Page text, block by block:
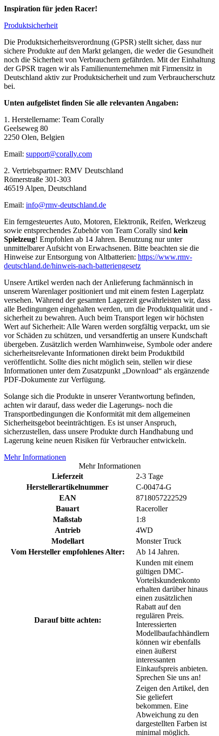
Inspiration für jeden Racer!
Produktsicherheit
Die Produktsicherheitsverordnung (GPSR) stellt sicher, dass nur
sichere Produkte auf den Markt gelangen, die weder die Gesundheit
noch die Sicherheit von Verbrauchern gefährden. Mit der Einhaltung
der GPSR tragen wir als Familienunternehmen mit Firmensitz in
Deutschland aktiv zur Produktsicherheit und zum Verbraucherschutz
bei.
Unten aufgelistet finden Sie alle relevanten Angaben:
1. Herstellername: Team Corally
Geelseweg 80
2250 Olen, Belgien
Email: support@corally.com
2. Vertriebspartner: RMV Deutschland
Römerstraße 301-303
46519 Alpen, Deutschland
Email: info@rmv-deutschland.de
Ein ferngesteuertes Auto, Motoren, Elektronik, Reifen, Werkzeug
sowie entsprechendes Zubehör von Team Corally sind kein
Spielzeug! Empfohlen ab 14 Jahren. Benutzung nur unter
unmittelbarer Aufsicht von Erwachsenen. Bitte beachten sie die
Hinweise zur Entsorgung von Altbatterien: https://www.rmv-
deutschland.de/hinweis-nach-batteriengesetz
Unsere Artikel werden nach der Anlieferung fachmännisch in
unserem Warenlager positioniert und mit einem festen Lagerplatz
versehen. Während der gesamten Lagerzeit gewährleisten wir, dass
alle Bedingungen eingehalten werden, um die Produktqualität und -
sicherheit zu bewahren. Auch beim Transport legen wir höchsten
Wert auf Sicherheit: Alle Waren werden sorgfältig verpackt, um sie
vor Schäden zu schützen, und versandfertig an unsere Kundschaft
übergeben. Zusätzlich werden Warnhinweise, Symbole oder andere
sicherheitsrelevante Informationen direkt beim Produktbild
veröffentlicht. Sollte dies nicht möglich sein, stellen wir diese
Informationen unter dem Zusatzpunkt „Download“ als ergänzende
PDF-Dokumente zur Verfügung.
Solange sich die Produkte in unserer Verantwortung befinden,
achten wir darauf, dass weder die Lagerungs- noch die
Transportbedingungen die Konformität mit dem allgemeinen
Sicherheitsgebot beeinträchtigen. Es ist unser Anspruch,
sicherzustellen, dass unsere Produkte durch Handhabung und
Lagerung keine neuen Risiken für Verbraucher entwickeln.
Mehr Informationen
Mehr Informationen
Lieferzeit
2-3 Tage
Herstellerartikelnummer
C-00474-G
EAN
8718057222529
Bauart
Raceroller
Maßstab
1:8
Antrieb
4WD
Modellart
Monster Truck
Vom Hersteller empfohlenes Alter:
Ab 14 Jahren.
Darauf bitte achten:
Kunden mit einem
gültigen DMC-
Vorteilskundenkonto
erhalten darüber hinaus
einen zusätzlichen
Rabatt auf den
regulären Preis.
Interessierten
Modellbaufachhändlern
können wir ebenfalls
einen äußerst
interessanten
Einkaufspreis anbieten.
Sprechen Sie uns an!
Zeigen den Artikel, den
Sie geliefert
bekommen. Eine
Abweichung zu den
dargestellten Farben ist
minimal möglich.